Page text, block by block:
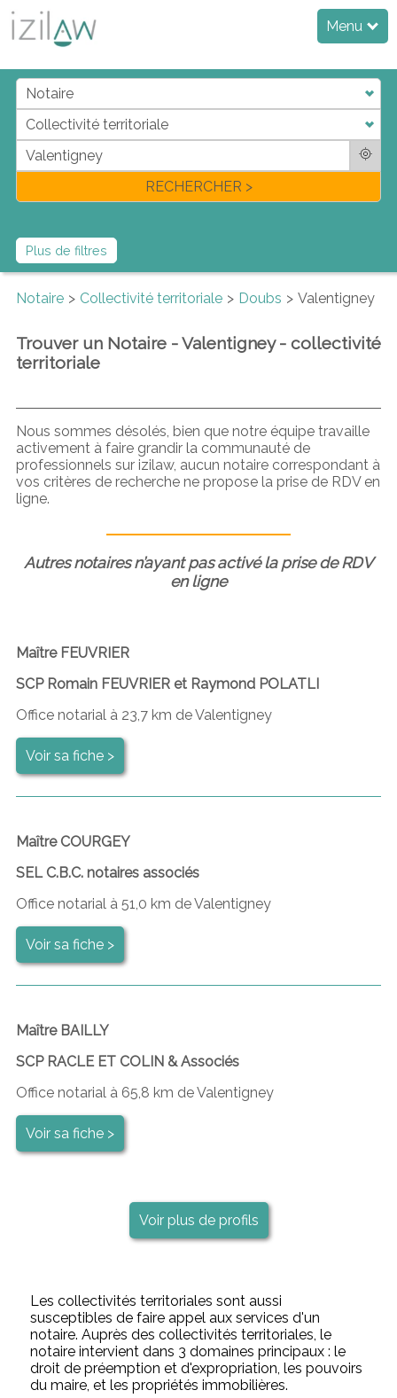
Menu
jdadi
fl
RECHERCHER >
Plus de filtres
Notaire Collectivité territoriale Doubs Valentigney
Trouver un Notaire - Valentigney - collectivité
territoriale
Nous sommes désolés, bien que notre équipe travaille
activement à faire grandir la communauté de
professionnels sur izilaw, aucun notaire correspondant à
vos critères de recherche ne propose la prise de RDV en
ligne.
Autres notaires n’ayant pas activé la prise de RDV
en ligne
Maître FEUVRIER
SCP Romain FEUVRIER et Raymond POLATLI
Office notarial à 23,7 km de Valentigney
Voir sa fiche >
Maître COURGEY
SEL C.B.C. notaires associés
Office notarial à 51,0 km de Valentigney
Voir sa fiche >
Maître BAILLY
SCP RACLE ET COLIN & Associés
Office notarial à 65,8 km de Valentigney
Voir sa fiche >
Voir plus de profils
Les collectivités territoriales sont aussi
susceptibles de faire appel aux services d'un
notaire. Auprès des collectivités territoriales, le
notaire intervient dans 3 domaines principaux : le
droit de préemption et d'expropriation, les pouvoirs
du maire, et les propriétés immobilières.